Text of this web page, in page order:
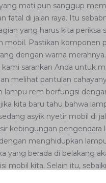
mati pun sanggup
fatal di jalan raya. Itu
yang harus kita periksa
mobil. Pastikan komponen
dengan warna
kami sarankan Anda untuk
melihat pantulan
lampu rem berfungsi
kita baru tahu bahwa
asyik nyetir mobil di
kebingungan pengendara
menghidupkan
yang berada di belakang
mobil kita. Selain itu,
jarak aman berkendara